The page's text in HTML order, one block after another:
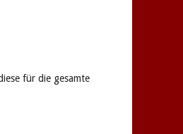
für die gesamte